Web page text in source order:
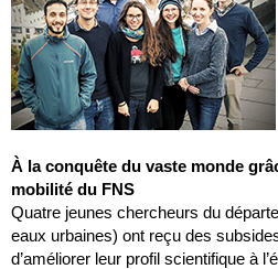
À la conquête du vaste monde
mobilité du FNS
Quatre jeunes chercheurs du
eaux urbaines) ont reçu des
d’améliorer leur profil scientifique à